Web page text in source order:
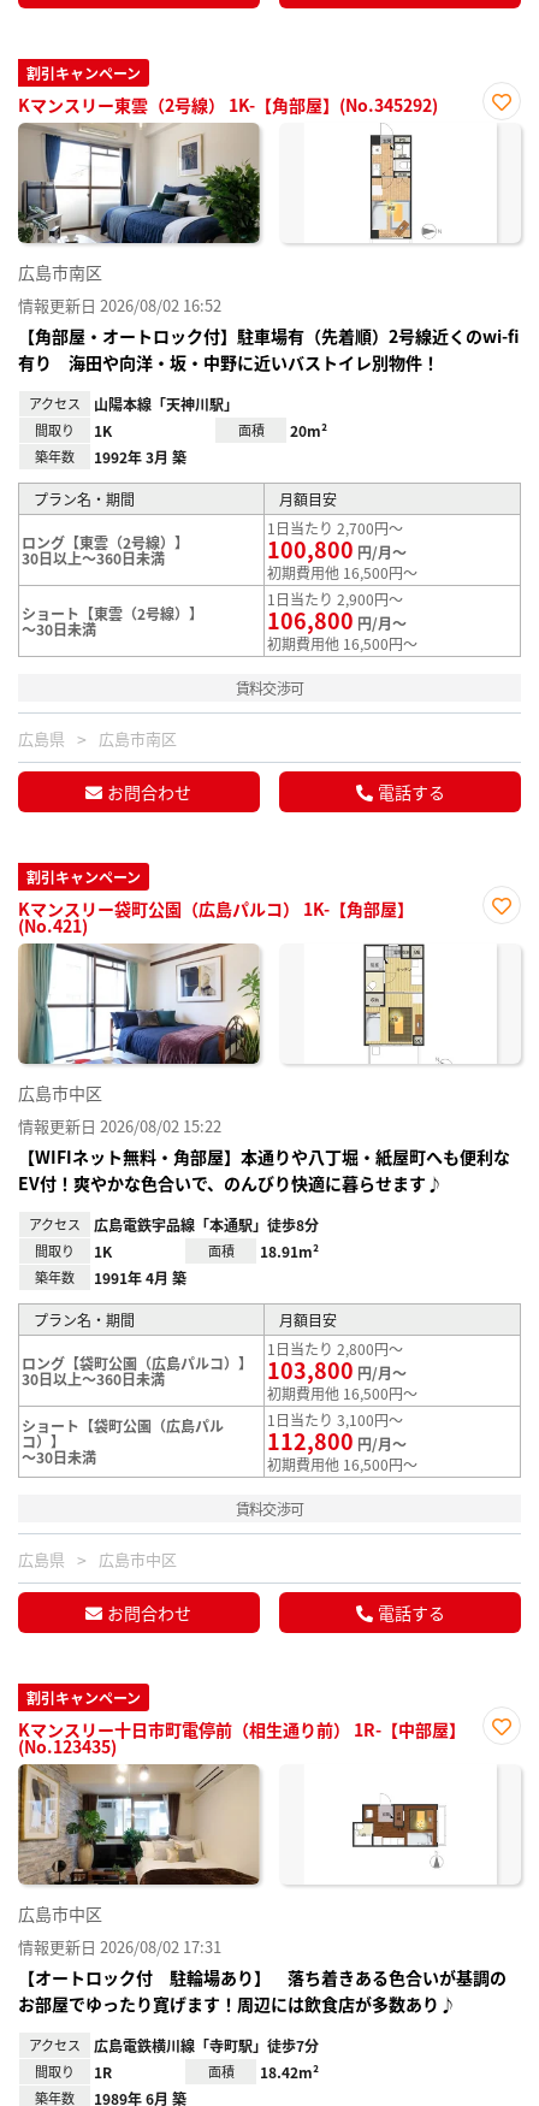
割引キャンペーン
Kマンスリー東雲（2号線） 1K-【角部屋】(No.345292)
お気
広島市南区
情報更新日 2026/08/02 16:52
【角部屋・オートロック付】駐車場有（先着順）2号線近くのwi-fi
有り 海田や向洋・坂・中野に近いバストイレ別物件！
アクセス 山陽本線「天神川駅」
間取り 1K 面積 20m²
築年数 1992年 3月 築
プラン名・期間 月額目安
ロング【東雲（2号線）】
30日以上～360日未満
1日当たり 2,700円～
100,800 円/月～
初期費用他 16,500円～
ショート【東雲（2号線）】
～30日未満
1日当たり 2,900円～
106,800 円/月～
初期費用他 16,500円～
賃料交渉可
広島県 広島市南区
お問合わせ 電話する
割引キャンペーン
Kマンスリー袋町公園（広島パルコ） 1K-【角部屋】
(No.421)
に入
広島市中区
情報更新日 2026/08/02 15:22
【WIFIネット無料・角部屋】本通りや八丁堀・紙屋町へも便利な
EV付！爽やかな色合いで、のんびり快適に暮らせます♪
アクセス 広島電鉄宇品線「本通駅」徒歩8分
間取り 1K 面積 18.91m²
築年数 1991年 4月 築
プラン名・期間 月額目安
ロング【袋町公園（広島パルコ）】
30日以上～360日未満
1日当たり 2,800円～
103,800 円/月～
初期費用他 16,500円～
ショート【袋町公園（広島パル
コ）】
～30日未満
1日当たり 3,100円～
112,800 円/月～
初期費用他 16,500円～
賃料交渉可
広島県 広島市中区
お問合わせ 電話する
割引キャンペーン
Kマンスリー十日市町電停前（相生通り前） 1R-【中部屋】
(No.123435)
に入
広島市中区
情報更新日 2026/08/02 17:31
【オートロック付 駐輪場あり】 落ち着きある色合いが基調の
お部屋でゆったり寛げます！周辺には飲食店が多数あり♪
アクセス 広島電鉄横川線「寺町駅」徒歩7分
間取り 1R 面積 18.42m²
築年数 1989年 6月 築